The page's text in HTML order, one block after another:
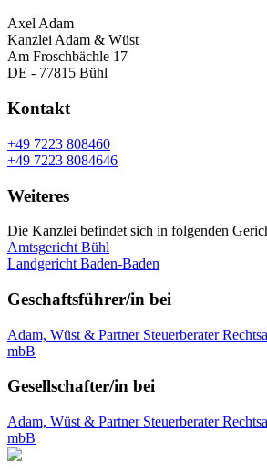
Axel Adam
Kanzlei Adam & Wüst
Am Froschbächle 17
DE - 77815 Bühl
Kontakt
+49 7223 808460
+49 7223 8084646
Weiteres
Die Kanzlei befindet sich in folgenden
Amtsgericht Bühl
Landgericht Baden-Baden
Geschaftsführer/in bei
Adam, Wüst & Partner Steuerberater
mbB
Gesellschafter/in bei
Adam, Wüst & Partner Steuerberater
mbB